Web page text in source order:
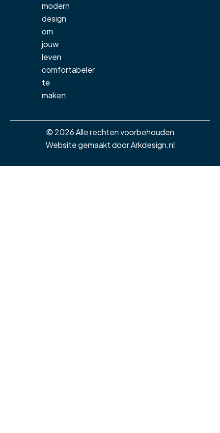
modern
design
om
jouw
leven
comfortabeler
te
maken.
© 2026 Alle rechten voorbehouden
Website gemaakt doorArkdesign.nl